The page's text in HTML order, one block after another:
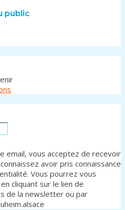
public
email, vous acceptez de recevoir
avoir pris connaissance
Vous pourrez vous
cliquant sur le lien de
de la newsletter ou par